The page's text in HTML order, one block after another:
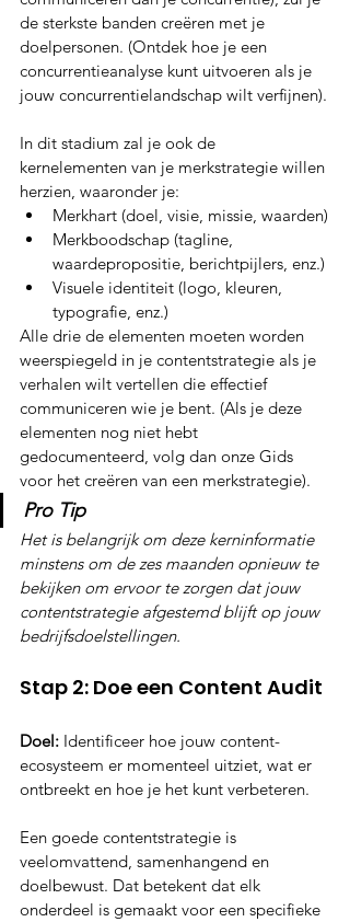
de sterkste banden creëren met je
doelpersonen. (Ontdek hoe je een
concurrentieanalyse kunt uitvoeren als je
jouw concurrentielandschap wilt verfijnen).
In dit stadium zal je ook de
kernelementen van je merkstrategie willen
herzien, waaronder je:
Merkhart (doel, visie, missie, waarden)
Merkboodschap (tagline,
waardepropositie, berichtpijlers, enz.)
Visuele identiteit (logo, kleuren,
typografie, enz.)
Alle drie de elementen moeten worden
weerspiegeld in je contentstrategie als je
verhalen wilt vertellen die effectief
communiceren wie je bent. (Als je deze
elementen nog niet hebt
gedocumenteerd, volg dan onze Gids
voor het creëren van een merkstrategie).
Pro Tip
Het is belangrijk om deze kerninformatie
minstens om de zes maanden opnieuw te
bekijken om ervoor te zorgen dat jouw
contentstrategie afgestemd blijft op jouw
bedrijfsdoelstellingen.
Stap 2: Doe een Content Audit
Doel: Identificeer hoe jouw content-
ecosysteem er momenteel uitziet, wat er
ontbreekt en hoe je het kunt verbeteren.
Een goede contentstrategie is
veelomvattend, samenhangend en
doelbewust. Dat betekent dat elk
onderdeel is gemaakt voor een specifieke